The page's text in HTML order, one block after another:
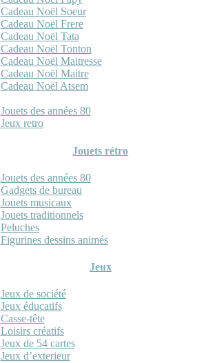
Cadeau Noël Soeur
Cadeau Noël Frere
Cadeau Noël Tata
Cadeau Noël Tonton
Cadeau Noël Maitresse
Cadeau Noël Maitre
Cadeau Noël Atsem
Jouets des années 80
Jeux retro
Jouets rétro
Jouets des années 80
Gadgets de bureau
Jouets musicaux
Jouets traditionnels
Peluches
Figurines dessins animés
Jeux
Jeux de société
Jeux éducatifs
Casse-tête
Loisirs créatifs
Jeux de 54 cartes
Jeux d’exterieur